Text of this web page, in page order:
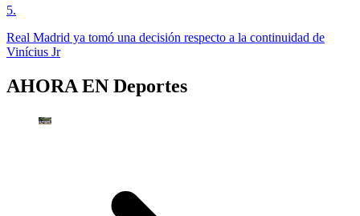
5.
Real Madrid ya tomó una decisión respecto a la continuidad de
Vinícius Jr
AHORA EN Deportes